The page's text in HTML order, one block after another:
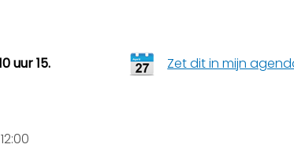
Zet dit in mijn
uur 15.